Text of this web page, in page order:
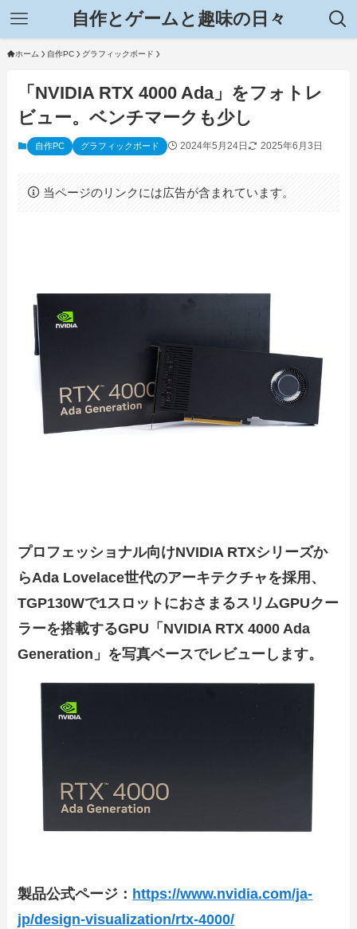
自作とゲームと趣味の日々
ホーム 自作PC グラフィックボード
「NVIDIA RTX 4000 Ada」をフォトレ
ビュー。ベンチマークも少し
自作PC グラフィックボード 2024年5月24日 2025年6月3日
当ページのリンクには広告が含まれています。
プロフェッショナル向けNVIDIA RTXシリーズか
らAda Lovelace世代のアーキテクチャを採用、
TGP130Wで1スロットにおさまるスリムGPUクー
ラーを搭載するGPU「NVIDIA RTX 4000 Ada
Generation」を写真ベースでレビューします。
製品公式ページ： https://www.nvidia.com/ja-
jp/design-visualization/rtx-4000/